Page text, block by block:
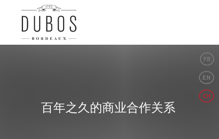
FR
EN
CH
百年之久的商业合作关系